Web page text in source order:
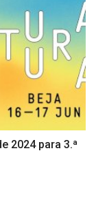
2024 para 3.ª